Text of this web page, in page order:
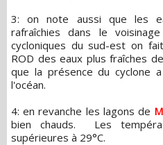
3: on note aussi que les
rafraîchies dans le
cycloniques du sud-est on
ROD des eaux plus fraîches
que la présence du cyclone
l'océan.
4: en revanche les lagons de
bien chauds. Les
supérieures à 29°C.